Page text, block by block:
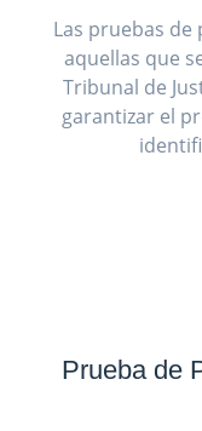
Las pruebas de
aquellas que
Tribunal de
garantizar el
Prueba de